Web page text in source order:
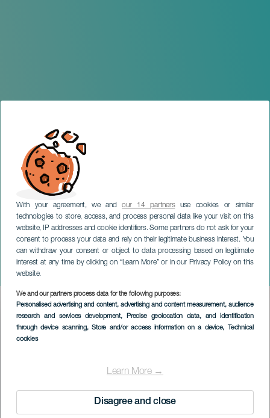
With your agreement, we andour 14 partnersuse cookies or similar
technologies to store, access, and process personal data like your visit on this
website, IP addresses and cookie identifiers. Some partners do not ask for your
consent to process your data and rely on their legitimate business interest. You
can withdraw your consent or object to data processing based on legitimate
interest at any time by clicking on “Learn More” or in our Privacy Policy on this
website.
We and our partners process data for the following purposes:
Personalised advertising and content, advertising and content measurement, audience
research and services development, Precise geolocation data, and identification
through device scanning, Store and/or access information on a device, Technical
cookies
Learn More →
Disagree and close
Salitre y Son Festival
LA GOMERA
Imagen
Listado